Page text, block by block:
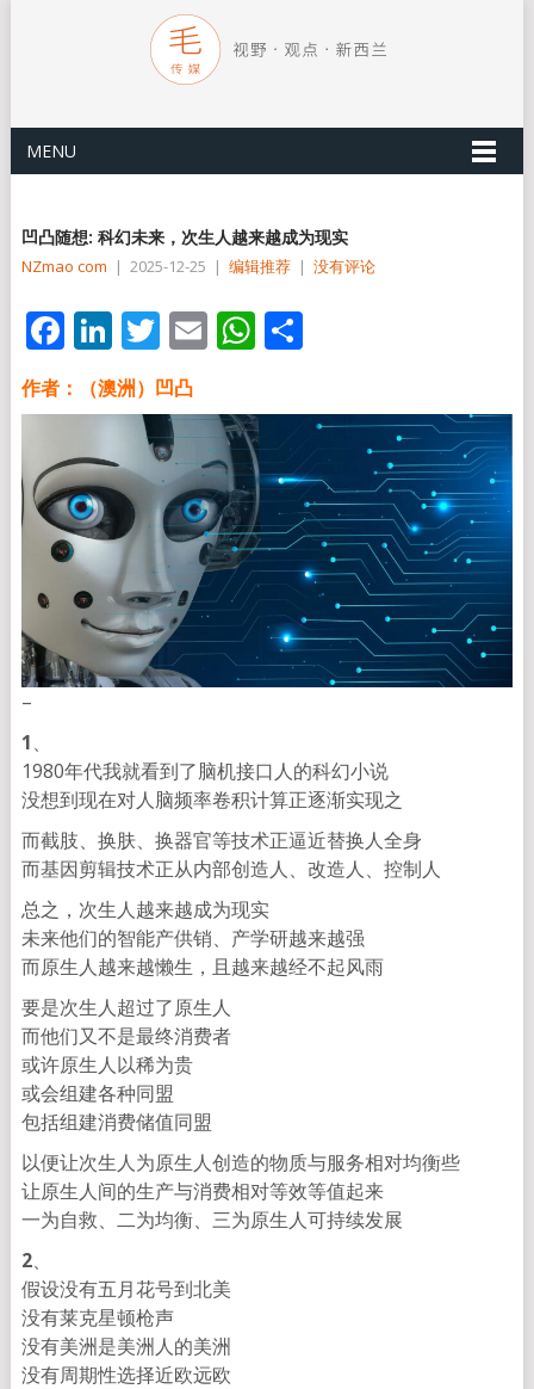
MENU
凹凸随想: 科幻未来，次生人越来越成为现实
NZmao com | 2025-12-25 | 编辑推荐 | 没有评论
Facebook
LinkedIn
Twitter
EmailWhatsApp
分
作者：（澳洲）凹凸
–
1、
1980年代我就看到了脑机接口人的科幻小说
没想到现在对人脑频率卷积计算正逐渐实现之
而截肢、换肤、换器官等技术正逼近替换人全身
而基因剪辑技术正从内部创造人、改造人、控制人
总之，次生人越来越成为现实
未来他们的智能产供销、产学研越来越强
而原生人越来越懒生，且越来越经不起风雨
要是次生人超过了原生人
而他们又不是最终消费者
或许原生人以稀为贵
或会组建各种同盟
包括组建消费储值同盟
以便让次生人为原生人创造的物质与服务相对均衡些
让原生人间的生产与消费相对等效等值起来
一为自救、二为均衡、三为原生人可持续发展
2、
假设没有五月花号到北美
没有莱克星顿枪声
没有美洲是美洲人的美洲
没有周期性选择近欧远欧